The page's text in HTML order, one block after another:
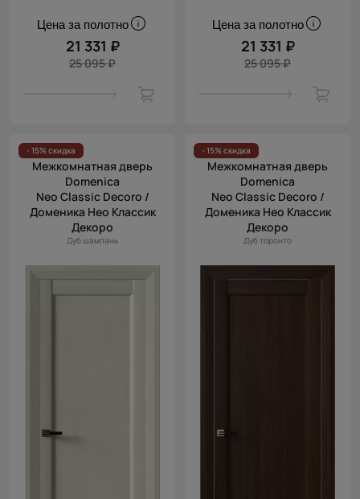
Цена за полотно
21 331 ₽
25 095 ₽
Цена за полотно
21 331 ₽
25 095 ₽
- 15% скидка
Межкомнатная дверь
Domenica
Neo Classic Decoro /
Доменика Нео Классик
Декоро
Дуб шампань
- 15% скидка
Межкомнатная дверь
Domenica
Neo Classic Decoro /
Доменика Нео Классик
Декоро
Дуб торонто